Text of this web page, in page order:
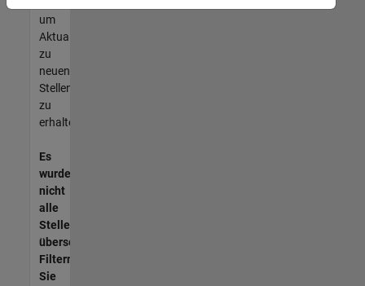
um
Aktualisierungen
zu
neuen
Stellenangeboten
zu
erhalten.
Es
wurden
nicht
alle
Stellen
übersetzt.
Filtern
Sie